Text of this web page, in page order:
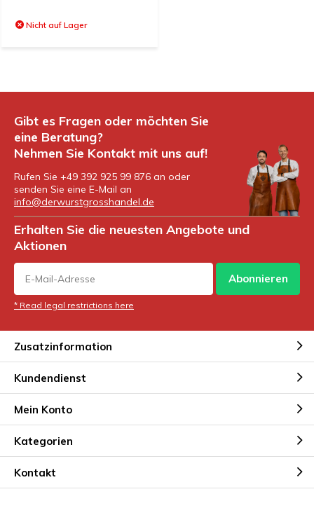
Nicht auf Lager
Gibt es Fragen oder möchten Sie
eine Beratung?
Nehmen Sie Kontakt mit uns auf!
Rufen Sie +49 392 925 99 876 an oder
senden Sie eine E-Mail an
info@derwurstgrosshandel.de
Erhalten Sie die neuesten Angebote und
Aktionen
Abonnieren
* Read legal restrictions here
Zusatzinformation
Kundendienst
Mein Konto
Kategorien
Kontakt